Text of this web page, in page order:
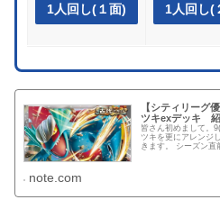
1人回し(１面) 1人回し(
【シティリーグ
ツキexデッキ
皆さん初めまして。
ツキを更にアレンジ
きます。 シーズン直
note.com